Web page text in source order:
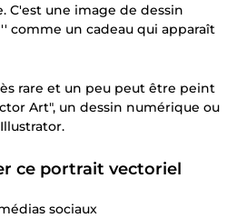
C'est une image de dessin
comme un cadeau qui apparaît
rare et un peu peut être peint
Art", un dessin numérique ou
ce portrait vectoriel
sociaux